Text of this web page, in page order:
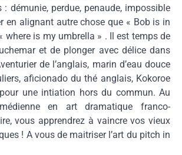
démunie, perdue, penaude, impossible
en alignant autre chose que « Bob is in
where is my umbrella » . Il est temps de
et de plonger avec délice dans
de l’anglais, marin d’eau douce
aficionado du thé anglais, Kokoroe
une intiation hors du commun. Au
en art dramatique franco-
vous apprendrez à vaincre vos vieux
! A vous de maitriser l’art du pitch in